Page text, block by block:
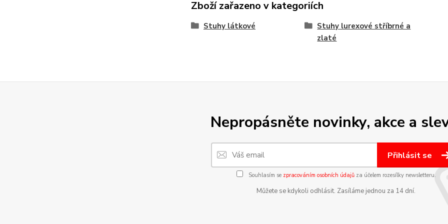
Zboží zařazeno v kategoriích
Stuhy látkové
Stuhy lurexové stříbrné a
zlaté
Nepropásněte novinky, akce a
Přihlásit se
Souhlasím se zpracováním osobních údajůza účelem rozesílky newsletteru.
Můžete se kdykoli odhlásit. Zasíláme jednou za 14 dní.